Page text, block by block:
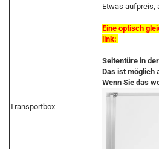
Transportbox
Etwas aufpreis,
Eine optisch
link:
Seitentüre in
Das ist möglich
Wenn Sie das